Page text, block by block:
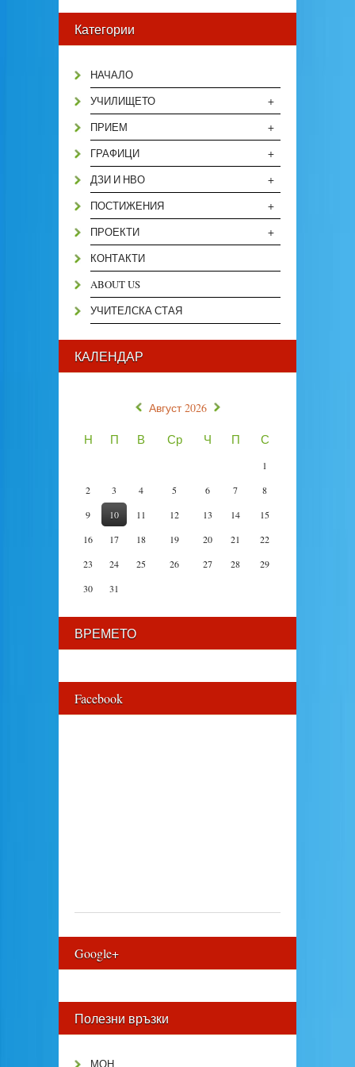
Категории
НАЧАЛО
+
УЧИЛИЩЕТО
+
ПРИЕМ
+
ГРАФИЦИ
+
ДЗИ И НВО
+
ПОСТИЖЕНИЯ
+
ПРОЕКТИ
КОНТАКТИ
ABOUT US
УЧИТЕЛСКА СТАЯ
КАЛЕНДАР
« Август 2026 »
Н П В Ср Ч П С
1
2
3 4 5 6 7
8
9
10 11 12 13 14
15
16
17 18 19 20 21
22
23
24 25 26 27 28
29
30
31
ВРЕМЕТО
Facebook
Google+
Полезни връзки
МОН